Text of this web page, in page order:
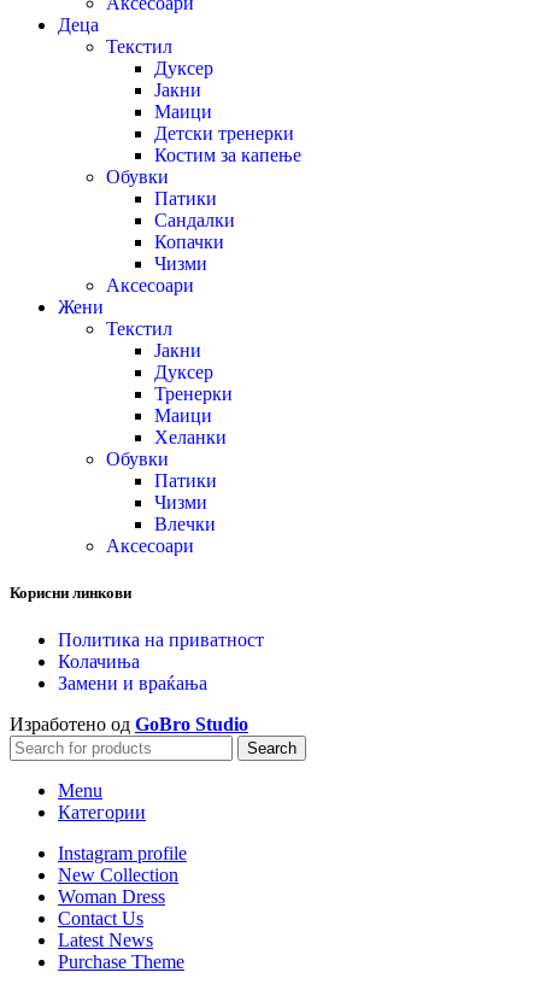
Деца
Текстил
Дуксер
Јакни
Маици
Детски тренерки
Костим за капење
Обувки
Патики
Сандалки
Копачки
Чизми
Аксесоари
Жени
Текстил
Јакни
Дуксер
Тренерки
Маици
Хеланки
Обувки
Патики
Чизми
Влечки
Аксесоари
Корисни линкови
Политика на приватност
Колачиња
Замени и враќања
Изработено од GoBro Studio
Search
Menu
Категории
Instagram profile
New Collection
Woman Dress
Contact Us
Latest News
Purchase Theme